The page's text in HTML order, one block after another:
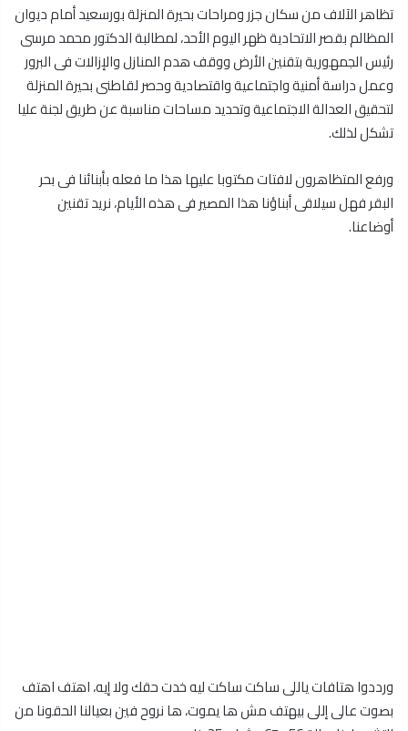
تظاهر الآلاف من سكان جزر ومراحات بحيرة المنزلة بورسعيد أمام ديوان
المظالم بقصر الاتحادية ظهر اليوم الأحد، لمطالبة الدكتور محمد مرسى
رئيس الجمهورية بتقنين الأرض ووقف هدم المنازل والإزالات فى البرور
وعمل دراسة أمنية واجتماعية واقتصادية وحصر لقاطنى بحيرة المنزلة
لتحقيق العدالة الاجتماعية وتحديد مساحات مناسبة عن طريق لجنة عليا
تشكل لذلك.
ورفع المتظاهرون لافتات مكتوبا عليها هذا ما فعله بأبنائنا فى بحر
البقر فهل سيلاقى أبناؤنا هذا المصير فى هذه الأيام، نريد تقنين
أوضاعنا.
ورددوا هتافات ياللى ساكت ساكت ليه خدت حقك ولا إيه، اهتف اهتف
بصوت عالى إللى بيهتف مش ها يموت، ها نروح فين بعيالنا الحقونا من